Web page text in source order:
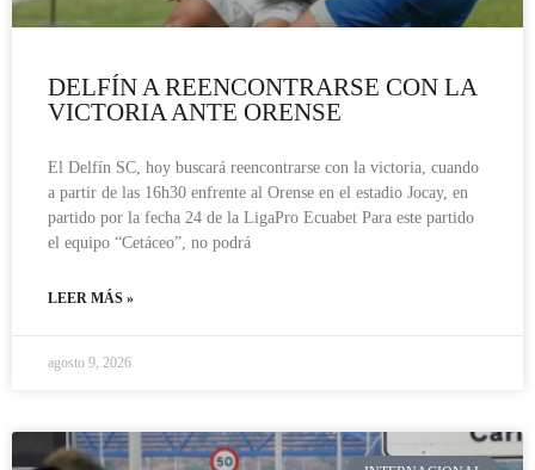
DELFÍN A REENCONTRARSE CON LA
VICTORIA ANTE ORENSE
El Delfín SC, hoy buscará reencontrarse con la victoria, cuando
a partir de las 16h30 enfrente al Orense en el estadio Jocay, en
partido por la fecha 24 de la LigaPro Ecuabet Para este partido
el equipo “Cetáceo”, no podrá
LEER MÁS »
agosto 9, 2026